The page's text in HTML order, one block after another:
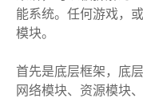
能系统。任何游戏，
模块。
首先是底层框架，底
网络模块、资源模块